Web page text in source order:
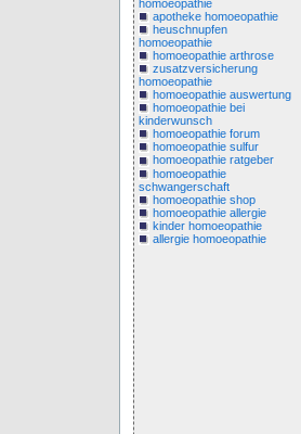
homoeopathie
apotheke homoeopathie
heuschnupfen
homoeopathie
homoeopathie arthrose
zusatzversicherung
homoeopathie
homoeopathie auswertung
homoeopathie bei
kinderwunsch
homoeopathie forum
homoeopathie sulfur
homoeopathie ratgeber
homoeopathie
schwangerschaft
homoeopathie shop
homoeopathie allergie
kinder homoeopathie
allergie homoeopathie